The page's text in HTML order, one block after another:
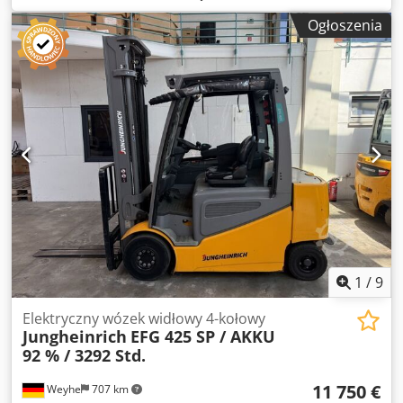
ładunku:500 mm, rodzaj paliwa:elektryczny, typ masztu:
triplex, wysokość konstrukcyjna:2 290 mm, napięcie
akumulatora: 80 V, 5237257 Numer seryjny: FN566553
Dodjzp T U Ropfx Acfsck Dane akumulatora: 80 V, 620 Ah,
rok produkcji 2020.
Ogłoszenia
1 /9
Weyhe 707 km
Elektryczny wózek widłowy 4-kołowy
Jungheinrich EFG 425 SP / AKKU
92 % / 3292 Std.
11 750 €